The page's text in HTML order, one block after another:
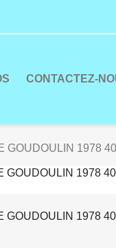
CONTACTEZ-
GOUDOULIN 1978